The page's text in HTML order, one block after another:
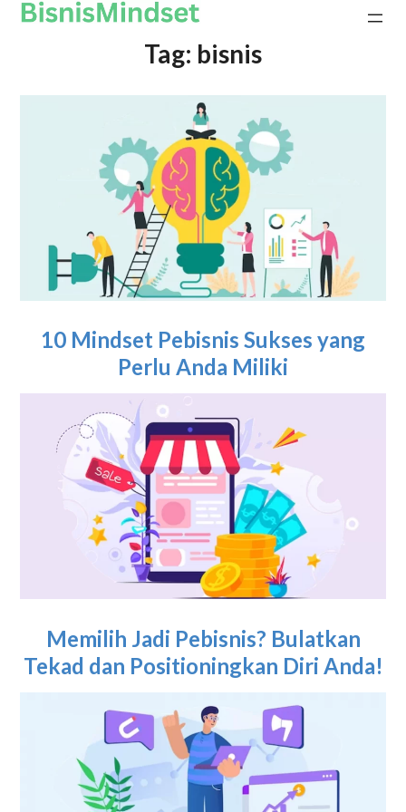
Tag: bisnis
10 Mindset Pebisnis Sukses yang
Perlu Anda Miliki
Memilih Jadi Pebisnis? Bulatkan
Tekad dan Positioningkan Diri Anda!